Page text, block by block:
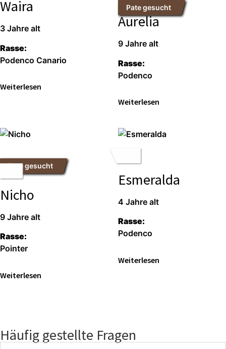
Waira
3 Jahre alt
Rasse:
Podenco Canario
Weiterlesen
Pate gesucht
Aurelia
9 Jahre alt
Rasse:
Podenco
Weiterlesen
Pate gesucht
Nicho
9 Jahre alt
Rasse:
Pointer
Weiterlesen
Esmeralda
4 Jahre alt
Rasse:
Podenco
Weiterlesen
Häufig gestellte Fragen